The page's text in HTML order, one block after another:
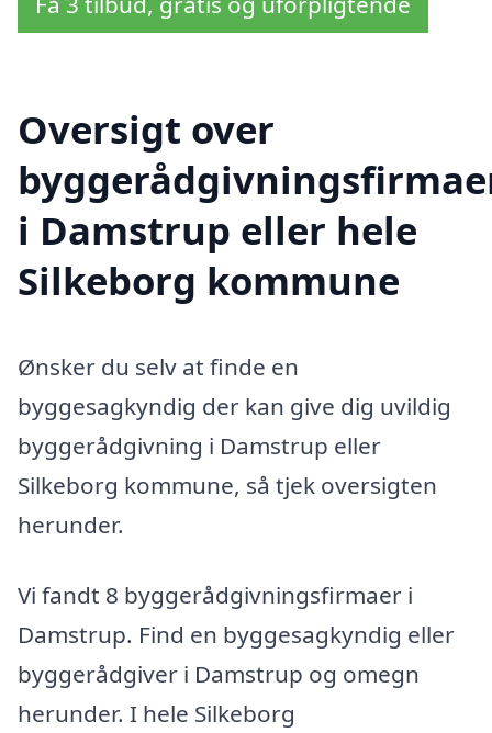
Oversigt over
i Damstrup eller hele
Silkeborg kommune
Ønsker du selv at finde en
byggesagkyndig der kan give dig uvildig
byggerådgivning i Damstrup eller
Silkeborg kommune, så tjek oversigten
herunder.
Vi fandt 8 byggerådgivningsfirmaer i
Damstrup. Find en byggesagkyndig eller
byggerådgiver i Damstrup og omegn
herunder. I hele Silkeborg